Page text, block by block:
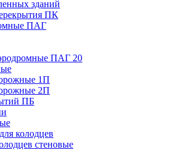
зданий
ПК
ПАГ
ПАГ 20
1П
2П
ПБ
колодцев
стеновые